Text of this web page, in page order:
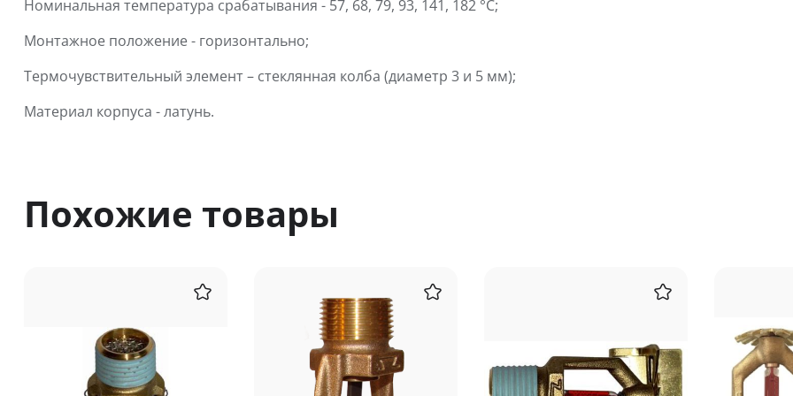
Номинальная температура срабатывания - 57, 68, 79, 93, 141, 182 °С;
Монтажное положение - горизонтально;
Термочувствительный элемент – стеклянная колба (диаметр 3 и 5 мм);
Материал корпуса - латунь.
Похожие товары